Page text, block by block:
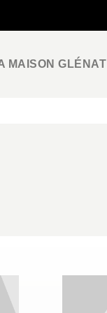
MAISON GLÉNAT